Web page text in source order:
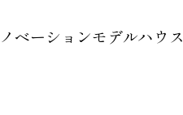
ベーションモデルハウス